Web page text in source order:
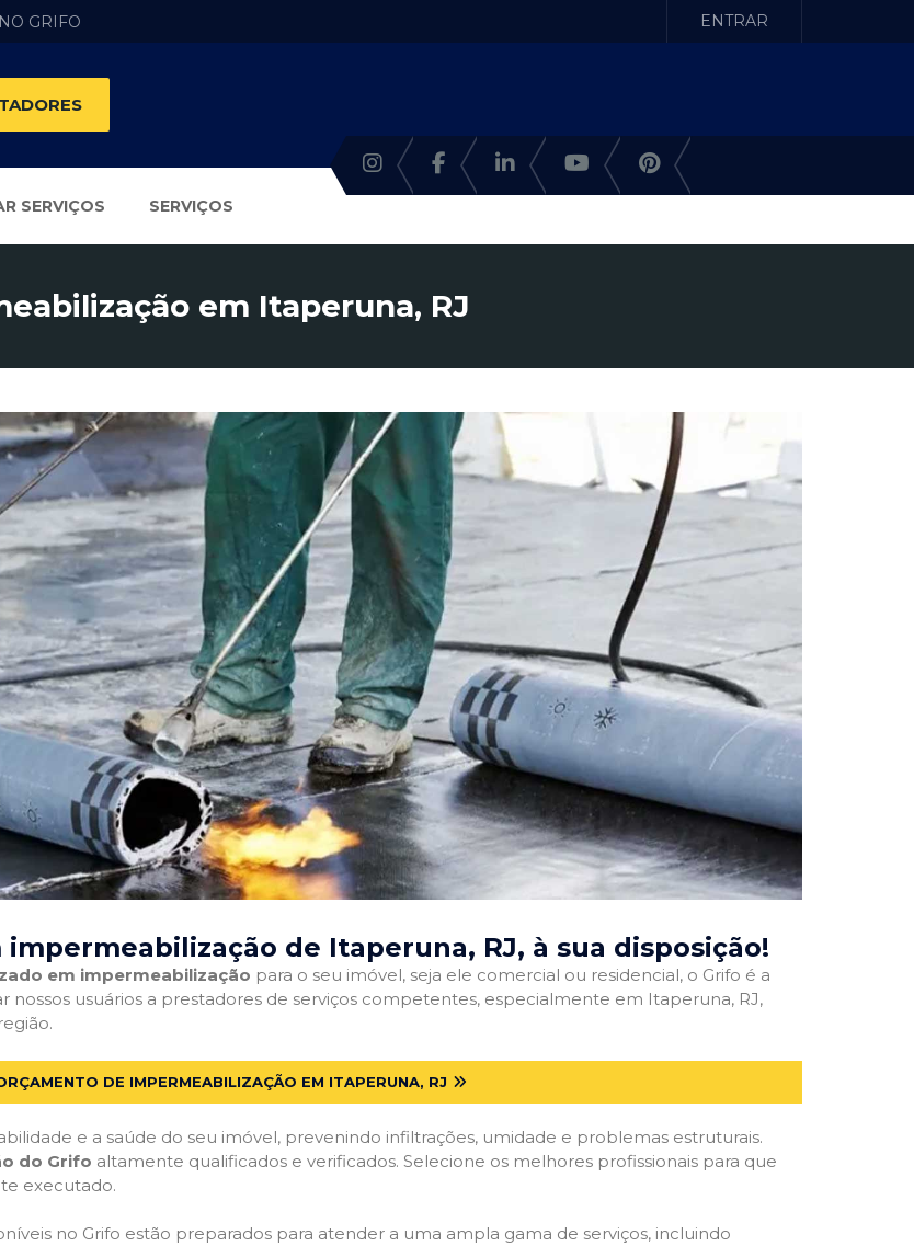
GRIFO ENTRAR
SERVIÇOS SERVIÇOS
em Itaperuna, RJ
de Itaperuna, RJ, à sua disposição!
em impermeabilização para o seu imóvel, seja ele comercial ou residencial, o Grifo é a
usuários a prestadores de serviços competentes, especialmente em Itaperuna, RJ,
DE IMPERMEABILIZAÇÃO EM ITAPERUNA, RJ
e a saúde do seu imóvel, prevenindo infiltrações, umidade e problemas estruturais.
do Grifo altamente qualificados e verificados. Selecione os melhores profissionais para que
executado.
no Grifo estão preparados para atender a uma ampla gama de serviços, incluindo